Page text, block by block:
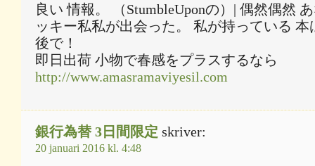
良い 情報。 （StumbleUponの）| 偶然偶然
ッキー私私が出会った。 私が持っている 本
後で！
即日出荷 小物で春感をプラスするなら
http://www.amasramaviyesil.com
銀行為替 3日間限定 skriver:
20 januari 2016 kl. 4:48